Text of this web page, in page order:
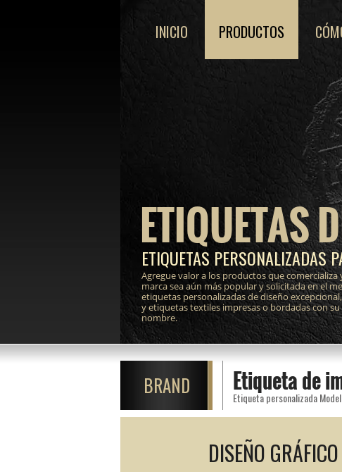
ETIQUETAS
ETIQUETAS PERSONALIZADAS
Agregue valor a los productos que comercializa
marca sea aún más popular y solicitada en el
etiquetas personalizadas de diseño
y etiquetas textiles impresas o bordadas con
nombre.
INICIO PRODUCTOS
BRAND Etiqueta de
Etiqueta personalizada
DISEÑO GRÁFICO